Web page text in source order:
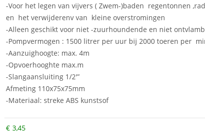
-Voor het legen van vijvers ( Zwem-)baden regentonnen
en het verwijderenv van kleine overstromingen
-Alleen geschikt voor niet -zuurhoundende en niet
-Pompvermogen : 1500 litrer per uur bij 2000 toeren per
-Aanzuighoogte: max. 4m
-Opvoerhooghte max.m
-Slangaansluiting 1/2′”
Afmeting 110x75x75mm
-Materiaal: streke ABS kunstsof
€ 3,45